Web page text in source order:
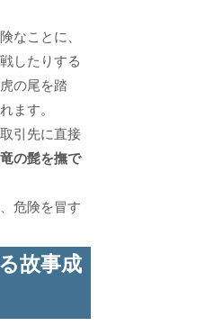
なことに、
したりする
の尾を踏
ます。
引先に直接
竜の髭を撫で
危険を冒す
故事成